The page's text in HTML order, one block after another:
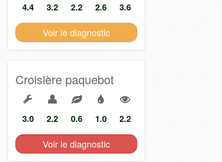
4.4 3.2 2.2 2.6 3.6
Voir le diagnostic
Croisière paquebot
3.0 2.2 0.6 1.0 2.2
Voir le diagnostic